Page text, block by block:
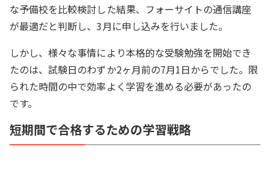
な予備校を比較検討した結果、フォーサイトの通信講座
が最適だと判断し、3月に申し込みを行いました。
しかし、様々な事情により本格的な受験勉強を開始でき
たのは、試験日のわずか2ヶ月前の7月1日からでした。限
られた時間の中で効率よく学習を進める必要があったの
です。
短期間で合格するための学習戦略